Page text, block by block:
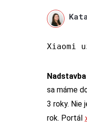
Xiaomi
sa máme
3 roky. Nie
rok. Portál